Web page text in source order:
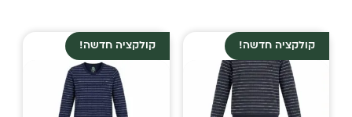
קולקציה חדשה! קולקציה חדשה!